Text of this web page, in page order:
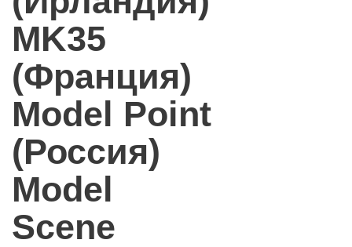
MK35
(Франция)
Model Point
(Россия)
Model
Scene